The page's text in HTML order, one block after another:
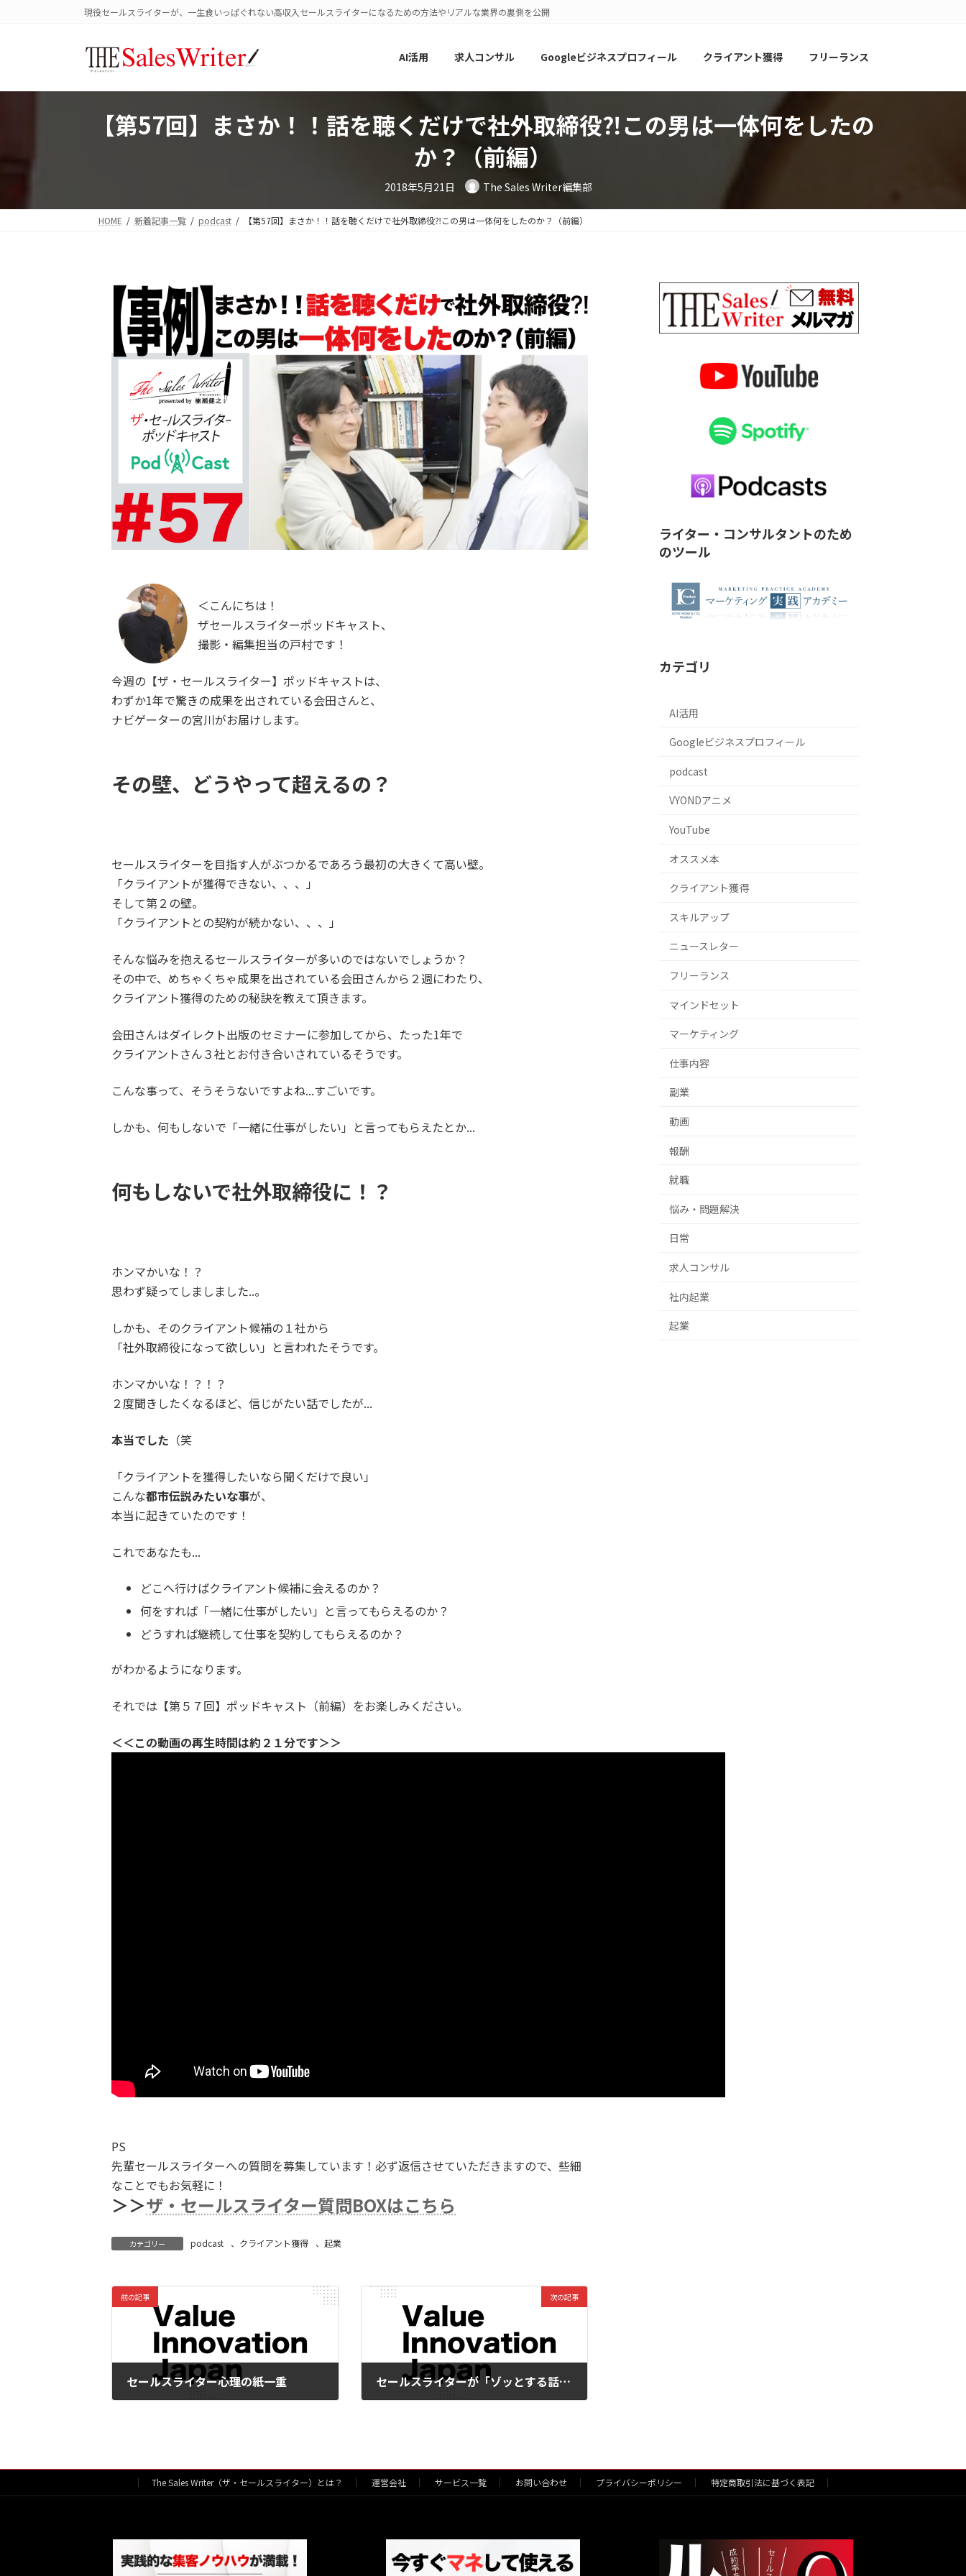
へ
ョ
現役セールスライターが、一生食いっぱぐれない高収入セールスライターになるための方法やリアルな業界の裏側を公開
AI活用 求人コンサル Googleビジネスプロフィール クライアント獲得 フリーランス
【第57回】まさか！！話を聴くだけで社外取締役⁈この男は一体何をしたの
か？（前編）
2018年5月21日 The Sales Writer編集部
HOME 新着記事一覧 podcast 【第57回】まさか！！話を聴くだけで社外取締役⁈この男は一体何をしたのか？（前編）
＜こんにちは！
ザセールスライターポッドキャスト、
撮影・編集担当の戸村です！
今週の【ザ・セールスライター】ポッドキャストは、
わずか1年で驚きの成果を出されている会田さんと、
ナビゲーターの宮川がお届けします。
その壁、どうやって超えるの？
セールスライターを目指す人がぶつかるであろう最初の大きくて高い壁。
「クライアントが獲得できない、、、」
そして第２の壁。
「クライアントとの契約が続かない、、、」
そんな悩みを抱えるセールスライターが多いのではないでしょうか？
その中で、めちゃくちゃ成果を出されている会田さんから２週にわたり、
クライアント獲得のための秘訣を教えて頂きます。
会田さんはダイレクト出版のセミナーに参加してから、たった1年で
クライアントさん３社とお付き合いされているそうです。
こんな事って、そうそうないですよね...すごいです。
しかも、何もしないで 「一緒に仕事がしたい」 と言ってもらえたとか...
何もしないで社外取締役に！？
ホンマかいな！？
思わず疑ってしましました..。
しかも、そのクライアント候補の１社から
「社外取締役になって欲しい」 と言われたそうです。
ホンマかいな！？！？
２度聞きしたくなるほど、信じがたい話でしたが...
本当でした （笑
「クライアントを獲得したいなら聞くだけで良い」
こんな都市伝説みたいな事が、
本当に起きていたのです！
これであなたも...
どこへ行けばクライアント候補に会えるのか？
何をすれば「一緒に仕事がしたい」と言ってもらえるのか？
どうすれば継続して仕事を契約してもらえるのか？
がわかるようになります。
それでは【第５７回】ポッドキャスト（前編）をお楽しみください。
＜＜この動画の再生時間は約２１分です＞＞
PS
先輩セールスライターへの質問を募集しています！必ず返信させていただきますので、些細
なことでもお気軽に！
＞＞ザ・セールスライター質問BOXはこちら
カテゴリー podcast 、 クライアント獲得 、 起業
前の記事
セールスライター心理の紙一重
次の記事
セールスライターが「ゾッとする話」2018年上半期個人的ベスト１
ライター・コンサルタントのため
のツール
カテゴリ
AI活用
Googleビジネスプロフィール
podcast
VYONDアニメ
YouTube
オススメ本
クライアント獲得
スキルアップ
ニュースレター
フリーランス
マインドセット
マーケティング
仕事内容
副業
動画
報酬
就職
悩み・問題解決
日常
求人コンサル
社内起業
起業
The Sales Writer（ザ・セールスライター）とは？ 運営会社 サービス一覧 お問い合わせ プライバシーポリシー 特定商取引法に基づく表記